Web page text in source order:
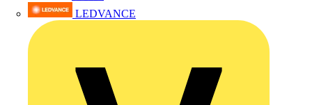
LEDVANCE